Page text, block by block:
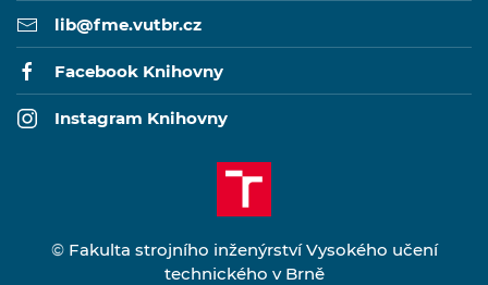
lib@fme.vutbr.cz
Facebook Knihovny
Instagram Knihovny
© Fakulta strojního inženýrství Vysokého učení
technického v Brně